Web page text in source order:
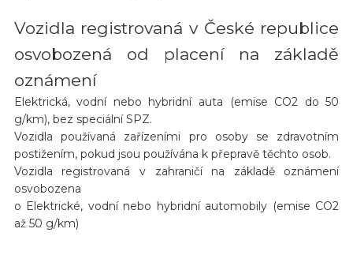
Vozidla registrovaná v České republice
osvobozená od placení na základě
oznámení
Elektrická, vodní nebo hybridní auta (emise CO2 do 50
g/km), bez speciální SPZ.
Vozidla používaná zařízeními pro osoby se zdravotním
postižením, pokud jsou používána k přepravě těchto osob.
Vozidla registrovaná v zahraničí na základě oznámení
osvobozena
o Elektrické, vodní nebo hybridní automobily (emise CO2
až 50 g/km)